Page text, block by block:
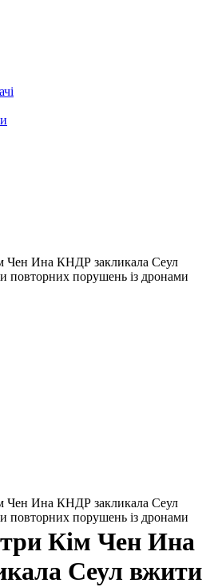
Чен Ина КНДР закликала Сеул
повторних порушень із дронами
Чен Ина КНДР закликала Сеул
повторних порушень із дронами
Кім Чен Ина
Сеул вжити